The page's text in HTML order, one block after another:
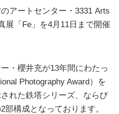
アートセンター・3331 Arts
展「Fe」を4月11日まで開催
・櫻井充が13年間にわたっ
Photography Award）を
れた鉄塔シリーズ、ならび
構成となっております。